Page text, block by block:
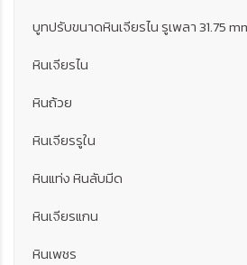
บูทปรับขนาดหินเจียรไน รูเพลา 31.75
หินเจียรไน
หินถ้วย
หินเจียรรูใน
หินแท่ง หินลับมีด
หินเจียรแกน
หินเพชร